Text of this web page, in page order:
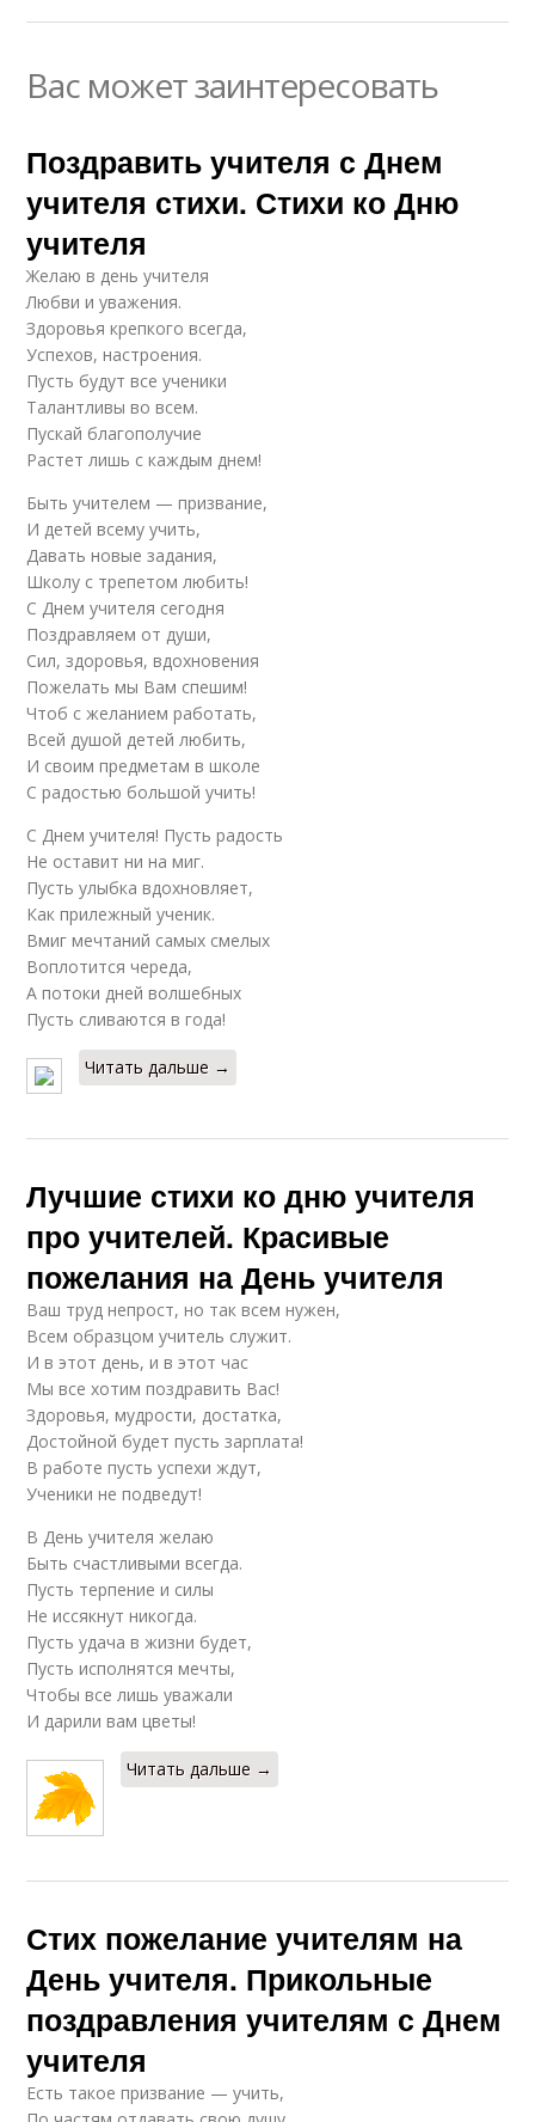
Вас может заинтересовать
Поздравить учителя с Днем
учителя стихи. Стихи ко Дню
учителя
Желаю в день учителя
Любви и уважения.
Здоровья крепкого всегда,
Успехов, настроения.
Пусть будут все ученики
Талантливы во всем.
Пускай благополучие
Растет лишь с каждым днем!
Быть учителем — призвание,
И детей всему учить,
Давать новые задания,
Школу с трепетом любить!
С Днем учителя сегодня
Поздравляем от души,
Сил, здоровья, вдохновения
Пожелать мы Вам спешим!
Чтоб с желанием работать,
Всей душой детей любить,
И своим предметам в школе
С радостью большой учить!
С Днем учителя! Пусть радость
Не оставит ни на миг.
Пусть улыбка вдохновляет,
Как прилежный ученик.
Вмиг мечтаний самых смелых
Воплотится череда,
А потоки дней волшебных
Пусть сливаются в года!
Читать дальше →
Лучшие стихи ко дню учителя
про учителей. Красивые
пожелания на День учителя
Ваш труд непрост, но так всем нужен,
Всем образцом учитель служит.
И в этот день, и в этот час
Мы все хотим поздравить Вас!
Здоровья, мудрости, достатка,
Достойной будет пусть зарплата!
В работе пусть успехи ждут,
Ученики не подведут!
В День учителя желаю
Быть счастливыми всегда.
Пусть терпение и силы
Не иссякнут никогда.
Пусть удача в жизни будет,
Пусть исполнятся мечты,
Чтобы все лишь уважали
И дарили вам цветы!
Читать дальше →
Стих пожелание учителям на
День учителя. Прикольные
поздравления учителям с Днем
учителя
Есть такое призвание — учить,